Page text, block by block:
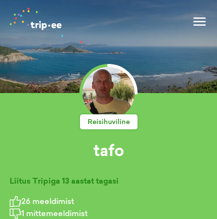
Reisihuviline
tafo
Liitus Tripiga 13 aastat tagasi
26 meeldimist
1 mittemeeldimist